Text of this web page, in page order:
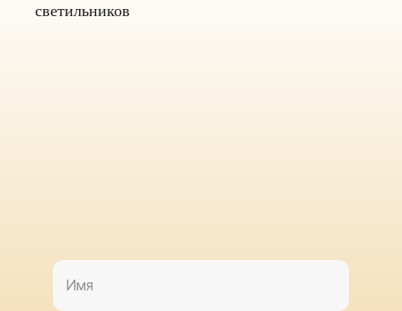
светильников